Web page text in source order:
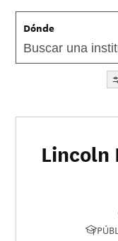
Dónde
Lincoln